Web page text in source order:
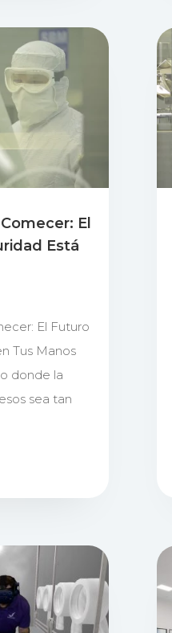
El
Está
El Futuro
Tus Manos
donde la
sea tan